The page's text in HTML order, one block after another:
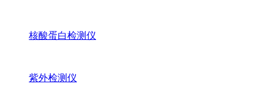
核酸蛋白检测仪
紫外检测仪